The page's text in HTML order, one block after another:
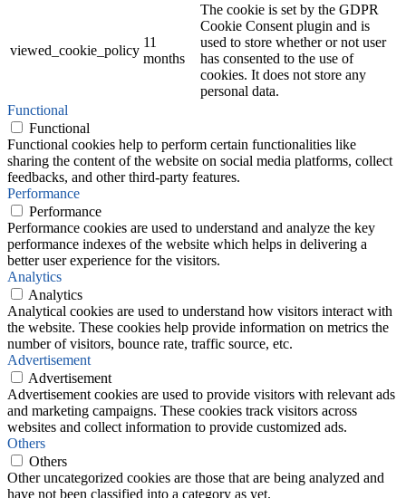
viewed_cookie_policy
11
months
The cookie is set by the GDPR
Cookie Consent plugin and is
used to store whether or not user
has consented to the use of
cookies. It does not store any
personal data.
Functional
Functional
Functional cookies help to perform certain functionalities like
sharing the content of the website on social media platforms, collect
feedbacks, and other third-party features.
Performance
Performance
Performance cookies are used to understand and analyze the key
performance indexes of the website which helps in delivering a
better user experience for the visitors.
Analytics
Analytics
Analytical cookies are used to understand how visitors interact with
the website. These cookies help provide information on metrics the
number of visitors, bounce rate, traffic source, etc.
Advertisement
Advertisement
Advertisement cookies are used to provide visitors with relevant ads
and marketing campaigns. These cookies track visitors across
websites and collect information to provide customized ads.
Others
Others
Other uncategorized cookies are those that are being analyzed and
have not been classified into a category as yet.